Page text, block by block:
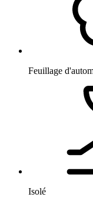
Feuillage
Isolé